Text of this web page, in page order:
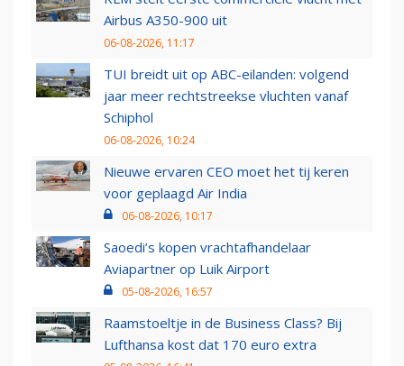
Airbus A350-900 uit
06-08-2026, 11:17
TUI breidt uit op ABC-eilanden: volgend
jaar meer rechtstreekse vluchten vanaf
Schiphol
06-08-2026, 10:24
Nieuwe ervaren CEO moet het tij keren
voor geplaagd Air India
06-08-2026, 10:17
Saoedi’s kopen vrachtafhandelaar
Aviapartner op Luik Airport
05-08-2026, 16:57
Raamstoeltje in de Business Class? Bij
Lufthansa kost dat 170 euro extra